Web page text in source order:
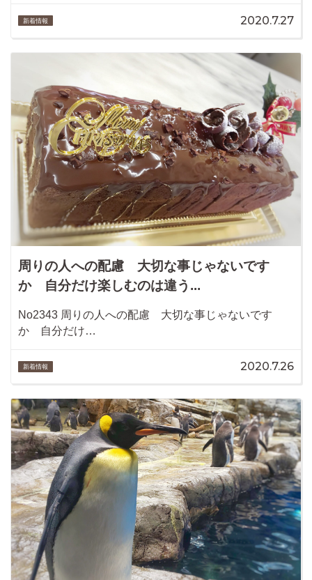
新着情報 2020.7.27
周りの人への配慮 大切な事じゃないです
か 自分だけ楽しむのは違う...
No2343 周りの人への配慮 大切な事じゃないです
か 自分だけ…
新着情報 2020.7.26